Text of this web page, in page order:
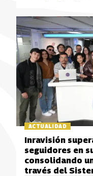
ACTUALIDAD
Inravisión
seguidores en
consolidando
través del